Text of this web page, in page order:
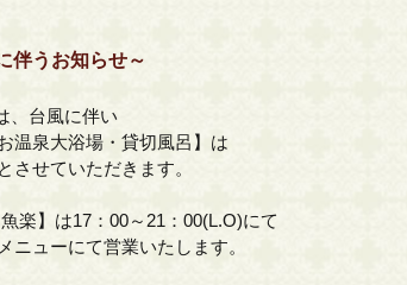
伴うお知らせ～
、台風に伴い
温泉大浴場・貸切風呂】は
させていただきます。
魚楽】は17：00～21：00(L.O)にて
ニューにて営業いたします。